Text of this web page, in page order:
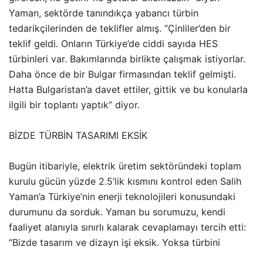
Yaman, sektörde tanındıkça yabancı türbin
tedarikçilerinden de teklifler almış. “Çinliler’den bir
teklif geldi. Onların Türkiye’de ciddi sayıda HES
türbinleri var. Bakımlarında birlikte çalışmak istiyorlar.
Daha önce de bir Bulgar firmasından teklif gelmişti.
Hatta Bulgaristan’a davet ettiler, gittik ve bu konularla
ilgili bir toplantı yaptık” diyor.
BİZDE TÜRBİN TASARIMI EKSİK
Bugün itibariyle, elektrik üretim sektöründeki toplam
kurulu gücün yüzde 2.5’lik kısmını kontrol eden Salih
Yaman’a Türkiye’nin enerji teknolojileri konusundaki
durumunu da sorduk. Yaman bu sorumuzu, kendi
faaliyet alanıyla sınırlı kalarak cevaplamayı tercih etti:
“Bizde tasarım ve dizayn işi eksik. Yoksa türbini